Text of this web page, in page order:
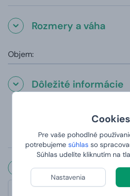
Cookies
Pre vaše pohodlné
potrebujeme súhlas so
Súhlas udelíte kliknutím na
Nastavenia
Rozmery a váha
Objem:
Dôležité informácie
magického hrnčeka, ktorý sa
Potlač je panoramatická tzn.
Čo hovoria naši